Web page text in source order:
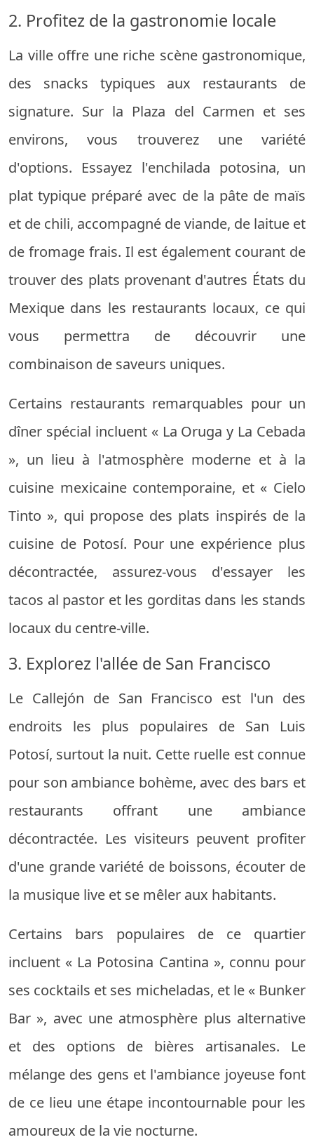
2. Profitez de la gastronomie locale
La ville offre une riche scène gastronomique,
des snacks typiques aux restaurants de
signature. Sur la Plaza del Carmen et ses
environs, vous trouverez une variété
d'options. Essayez l'enchilada potosina, un
plat typique préparé avec de la pâte de maïs
et de chili, accompagné de viande, de laitue et
de fromage frais. Il est également courant de
trouver des plats provenant d'autres États du
Mexique dans les restaurants locaux, ce qui
vous permettra de découvrir une
combinaison de saveurs uniques.
Certains restaurants remarquables pour un
dîner spécial incluent « La Oruga y La Cebada
», un lieu à l'atmosphère moderne et à la
cuisine mexicaine contemporaine, et « Cielo
Tinto », qui propose des plats inspirés de la
cuisine de Potosí. Pour une expérience plus
décontractée, assurez-vous d'essayer les
tacos al pastor et les gorditas dans les stands
locaux du centre-ville.
3. Explorez l'allée de San Francisco
Le Callejón de San Francisco est l'un des
endroits les plus populaires de San Luis
Potosí, surtout la nuit. Cette ruelle est connue
pour son ambiance bohème, avec des bars et
restaurants offrant une ambiance
décontractée. Les visiteurs peuvent profiter
d'une grande variété de boissons, écouter de
la musique live et se mêler aux habitants.
Certains bars populaires de ce quartier
incluent « La Potosina Cantina », connu pour
ses cocktails et ses micheladas, et le « Bunker
Bar », avec une atmosphère plus alternative
et des options de bières artisanales. Le
mélange des gens et l'ambiance joyeuse font
de ce lieu une étape incontournable pour les
amoureux de la vie nocturne.